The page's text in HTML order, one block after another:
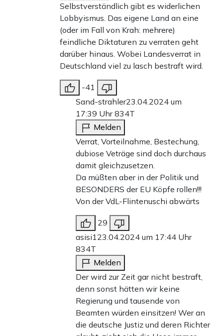
Selbstverständlich gibt es widerlichen
Lobbyismus. Das eigene Land an eine
(oder im Fall von Krah: mehrere)
feindliche Diktaturen zu verraten geht
darüber hinaus. Wobei Landesverrat in
Deutschland viel zu lasch bestraft wird.
-41
Sand-strahler23.04.2024 um
17:39 Uhr834T
Melden
Verrat, Vorteilnahme, Bestechung,
dubiose Veträge sind doch durchaus
damit gleichzusetzen.
Da müßten aber in der Politik und
BESONDERS der EU Köpfe rollen!!!
Von der VdL-Flintenuschi abwärts
29
asisi123.04.2024 um 17:44 Uhr
834T
Melden
Der wird zur Zeit gar nicht bestraft,
denn sonst hätten wir keine
Regierung und tausende von
Beamten würden einsitzen! Wer an
die deutsche Justiz und deren Richter